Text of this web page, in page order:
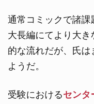
通常コミックで諸課
大長編にてより大
的な流れだが、氏
ようだ。
受験におけるセンタ